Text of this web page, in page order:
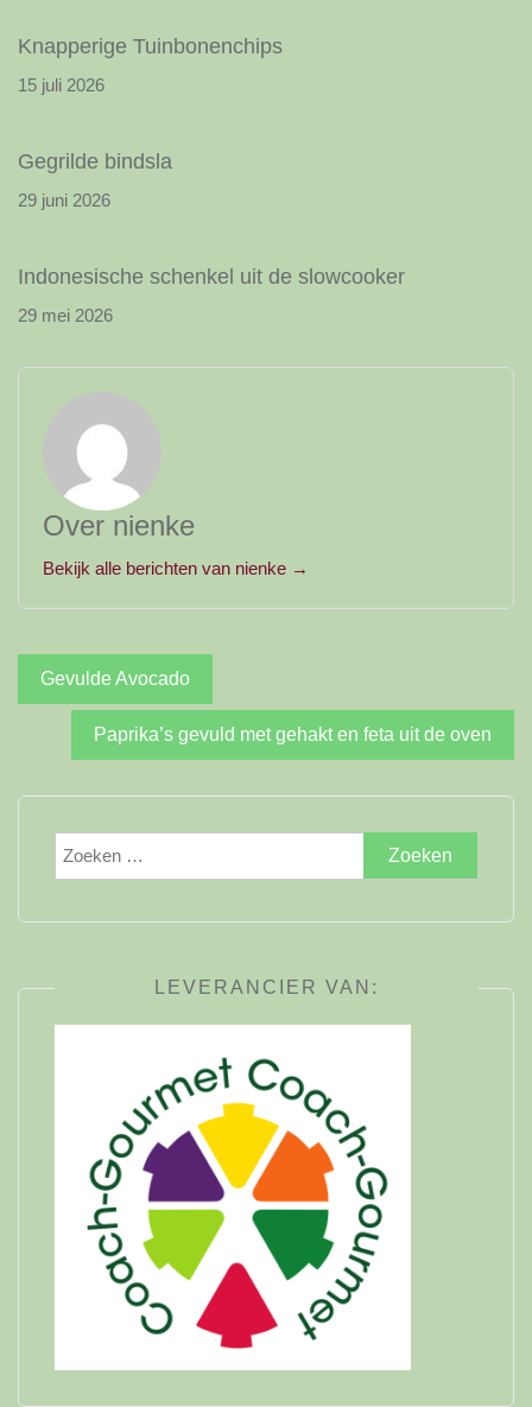
Knapperige Tuinbonenchips
15 juli 2026
Gegrilde bindsla
29 juni 2026
Indonesische schenkel uit de slowcooker
29 mei 2026
Over nienke
Bekijk alle berichten van nienke →
Bericht
navigatie
Gevulde Avocado
Paprika’s gevuld met gehakt en feta uit de oven
Zoeken
naar:
LEVERANCIER VAN: